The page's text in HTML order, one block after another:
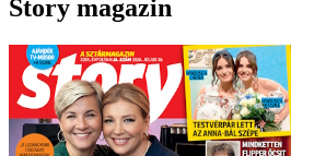
Story magazin